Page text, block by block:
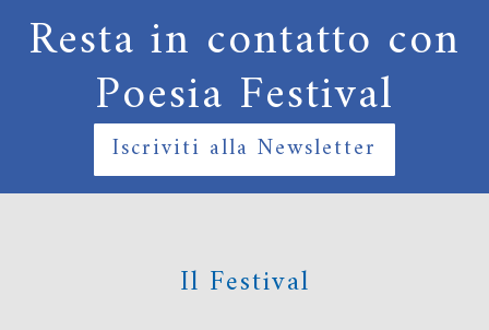
Resta in contatto con
Poesia Festival
Iscriviti alla Newsletter
Il Festival